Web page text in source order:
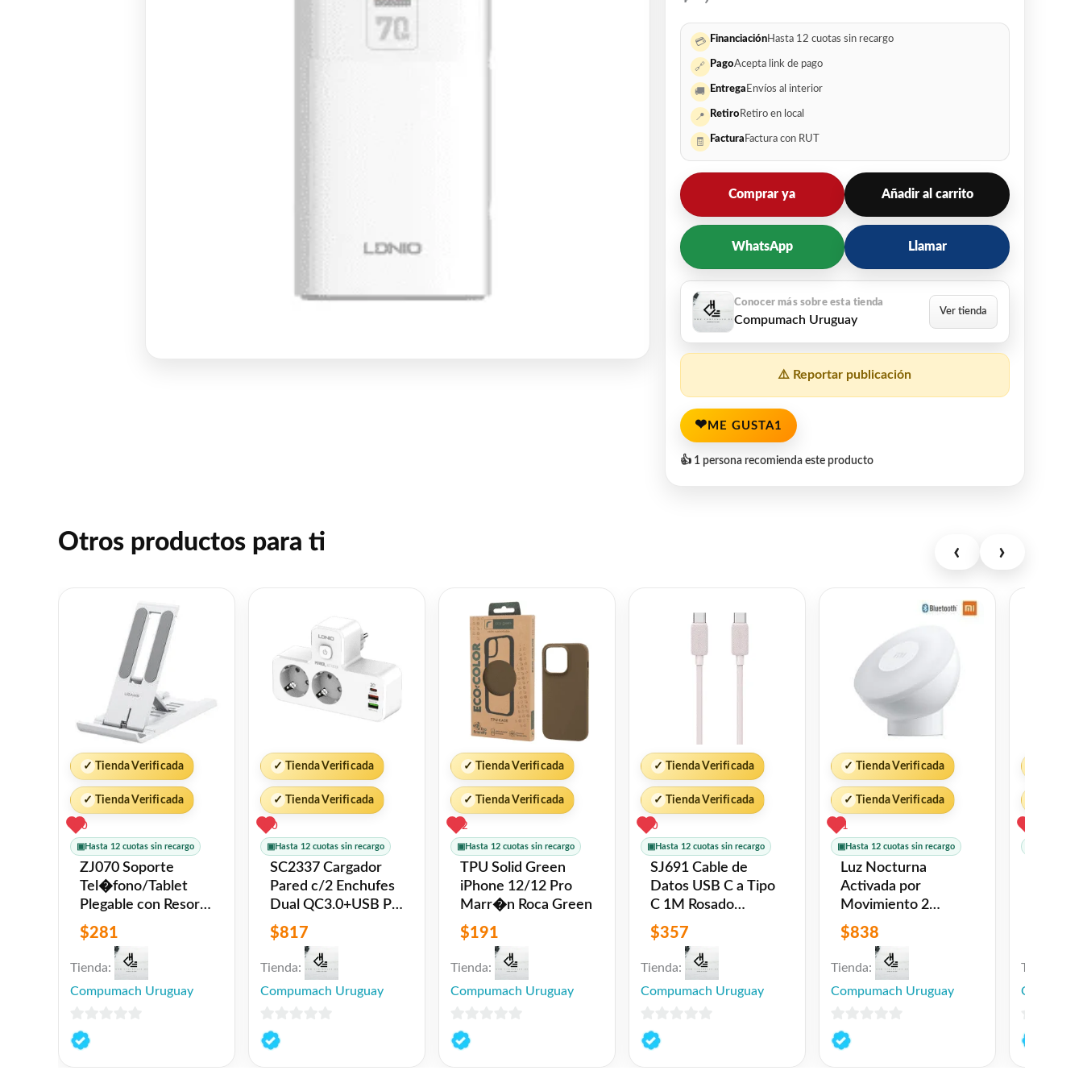
💳 FinanciaciónHasta 12 cuotas sin recargo
🔗 PagoAcepta link de pago
🚚 Entrega Envíos al interior
📍 Retiro Retiro en local
🧾 Factura Factura con RUT
Comprar ya Añadir al carrito
WhatsApp Llamar
Compumach Uruguay
⚠️ Reportar publicación
❤ ME GUSTA1
👍 1 persona recomienda este producto
Otros productos para ti ‹ ›
✓ Tienda Verificada
✓ Tienda Verificada
0
▣Hasta 12 cuotas sin recargo
ZJ070 Soporte
Tel�fono/Tablet
Plegable con Resorte
$281
Tienda:
Compumach Uruguay
0
de
✓ Tienda Verificada
✓ Tienda Verificada
0
▣Hasta 12 cuotas sin recargo
SC2337 Cargador
Pared c/2 Enchufes
Dual QC3.0+USB PD
$817
Tienda:
Compumach Uruguay
0
de
✓ Tienda Verificada
✓ Tienda Verificada
2
▣Hasta 12 cuotas sin recargo
TPU Solid Green
iPhone 12/12 Pro
Marr�n Roca Green
$191
Tienda:
Compumach Uruguay
0
de
✓ Tienda Verificada
✓ Tienda Verificada
0
▣Hasta 12 cuotas sin recargo
SJ691 Cable de
Datos USB C a Tipo
C 1M Rosado
USAMS
$357
Tienda:
Compumach Uruguay
0
de
✓ Tienda Verificada
✓ Tienda Verificada
1
▣Hasta 12 cuotas sin recargo
Luz Nocturna
Activada por
Movimiento 2
Inalambrica Xiaomi
$838
Tienda:
Compumach Uruguay
0
de
Tienda:
0